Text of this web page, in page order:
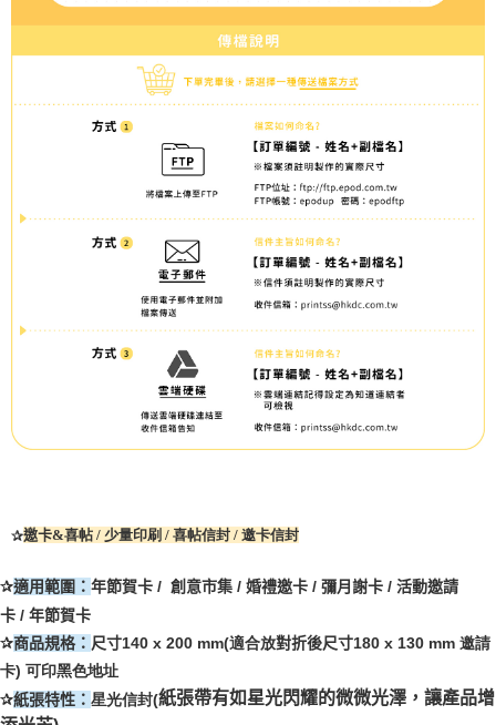
✰邀卡&喜帖 / 少量印刷 / 喜帖信封 / 邀卡信封
✰適用範圍： 年節賀卡 / 創意市集 / 婚禮邀卡 / 彌月謝卡 / 活動邀請
卡 / 年節賀卡
✰商品規格： 尺寸140 x 200 mm(適合放對折後尺寸180 x 130 mm 邀請
卡) 可印黑色地址
✰紙張特性： 星光信封(紙張帶有如星光閃耀的微微光澤，讓產品增